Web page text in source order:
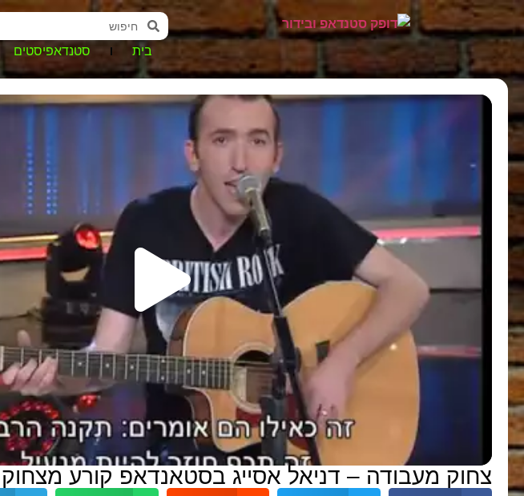
בית סטנדאפיסטים
צחוק מעבודה – דניאל אסייג בסטאנדאפ קורע מצחוק